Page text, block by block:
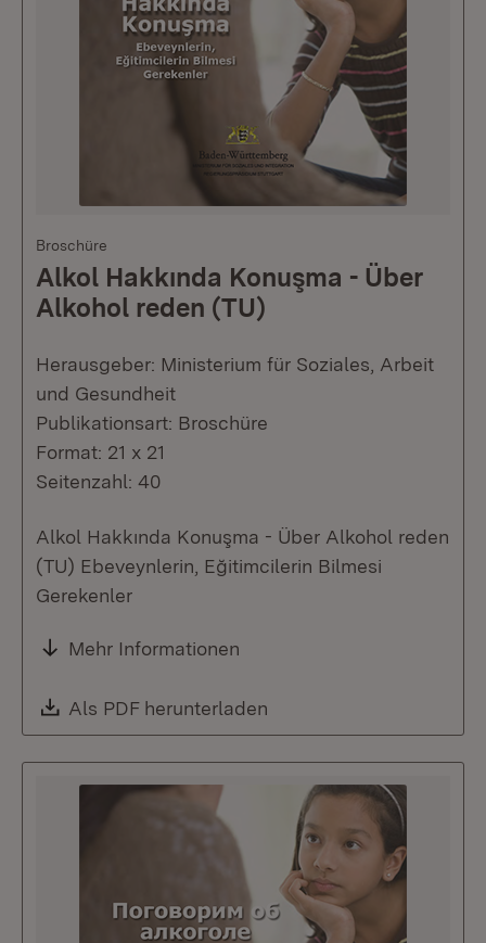
Broschüre
Alkol Hakkında Konuşma - Über
Alkohol reden (TU)
Herausgeber: Ministerium für Soziales, Arbeit
und Gesundheit
Publikationsart: Broschüre
Format: 21 x 21
Seitenzahl: 40
Alkol Hakkında Konuşma - Über Alkohol reden
(TU) Ebeveynlerin, Eğitimcilerin Bilmesi
Gerekenler
Mehr Informationen
Download:
Als PDF herunterladen